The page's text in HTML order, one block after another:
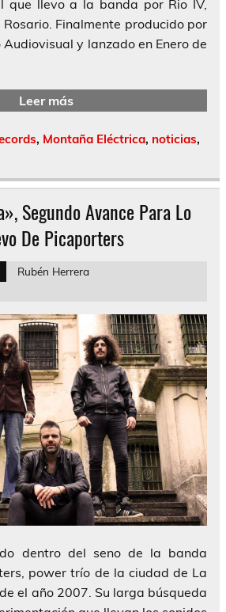
que llevo a la banda por Rio IV,
Finalmente producido por
y lanzado en Enero de
Leer más
, Montaña Eléctrica, noticias,
Segundo Avance Para Lo
De Picaporters
Rubén Herrera
dentro del seno de la banda
power trío de la ciudad de La
el año 2007. Su larga búsqueda